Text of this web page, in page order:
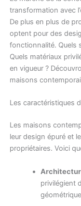
transformation avec
De plus en plus de
optent pour des
fonctionnalité. Quels
Quels matériaux
en vigueur ?
maisons
Les caractéristiques
Les maisons
leur design épuré et
propriétaires. Voici
privilégient